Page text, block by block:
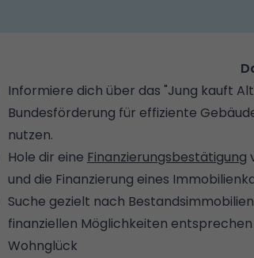
Informiere dich über das "Jung kauft
Bundesförderung für effiziente
nutzen.
Hole dir eine Finanzierungsbestätigung
und die Finanzierung eines
Suche gezielt nach
finanziellen Möglichkeiten
Wohnglück